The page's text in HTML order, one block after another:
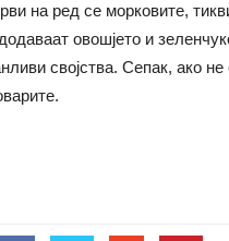
на ред се морковите,
овошјето и
својства. Сепак, ако